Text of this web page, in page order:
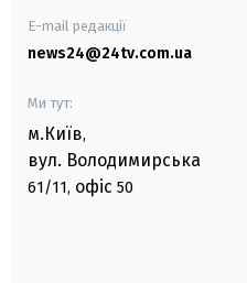
E-mail редакції
news24@24tv.com.ua
Ми тут:
м.Київ,
вул. Володимирська
61/11, офіс 50